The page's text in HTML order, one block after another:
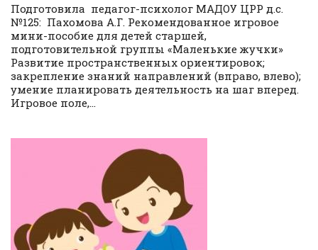
Подготовила педагог-психолог МАДОУ ЦРР д.с.
№125: Пахомова А.Г. Рекомендованное игровое
мини-пособие для детей старшей,
подготовительной группы «Маленькие жучки»
Развитие пространственных ориентировок;
закрепление знаний направлений (вправо, влево);
умение планировать деятельность на шаг вперед.
Игровое поле,...